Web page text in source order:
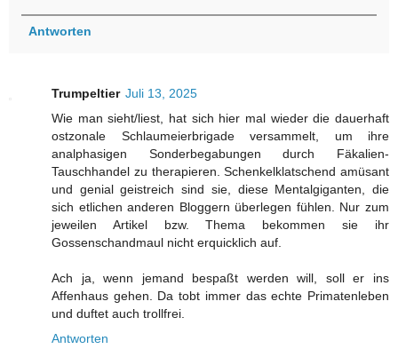
Antworten
Trumpeltier Juli 13, 2025
Wie man sieht/liest, hat sich hier mal wieder die dauerhaft
ostzonale Schlaumeierbrigade versammelt, um ihre
analphasigen Sonderbegabungen durch Fäkalien-
Tauschhandel zu therapieren. Schenkelklatschend amüsant
und genial geistreich sind sie, diese Mentalgiganten, die
sich etlichen anderen Bloggern überlegen fühlen. Nur zum
jeweilen Artikel bzw. Thema bekommen sie ihr
Gossenschandmaul nicht erquicklich auf.
Ach ja, wenn jemand bespaßt werden will, soll er ins
Affenhaus gehen. Da tobt immer das echte Primatenleben
und duftet auch trollfrei.
Antworten